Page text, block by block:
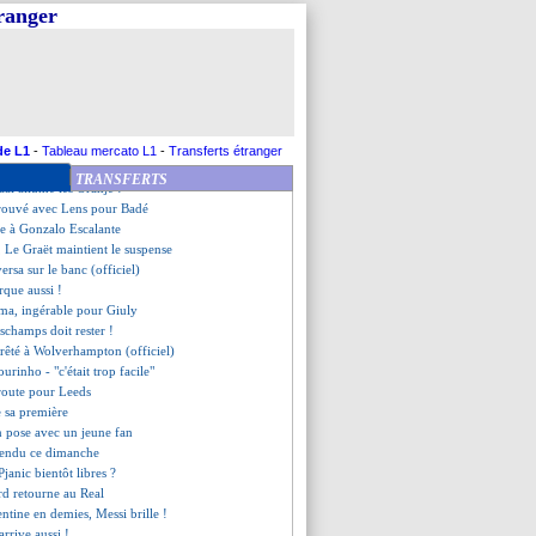
L1 - Tableau mercato L1 - Transferts étranger
TRANSFERTS
le club est serein
! (officiel)
le nouveau coach (officiel)
à Getafe (officiel)
allume les Oranje !
avec Lens pour Badé
à Gonzalo Escalante
Le Graët maintient le suspense
sur le banc (officiel)
aussi !
ingérable pour Giuly
doit rester !
à Wolverhampton (officiel)
- "c'était trop facile"
pour Leeds
première
pose avec un jeune fan
ce dimanche
bientôt libres ?
retourne au Real
en demies, Messi brille !